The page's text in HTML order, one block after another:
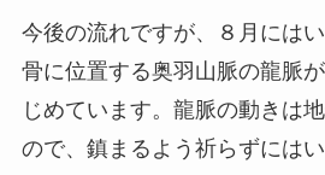
今後の流れですが、８月には
骨に位置する奥羽山脈の龍脈
じめています。龍脈の動きは
ので、鎮まるよう祈らずにはい